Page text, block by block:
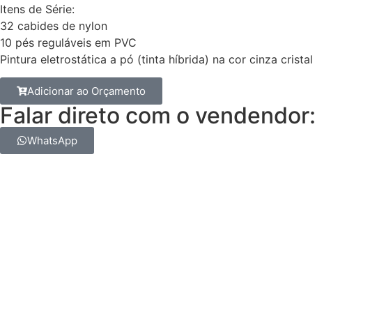
Itens de Série:
32 cabides de nylon
10 pés reguláveis em PVC
Pintura eletrostática a pó (tinta híbrida) na cor cinza cristal
Adicionar ao Orçamento
Falar direto com o vendendor:
WhatsApp